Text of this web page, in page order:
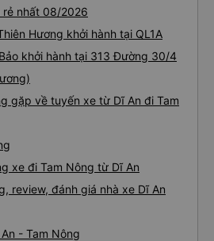
rẻ nhất 08/2026
Hương khởi hành tại QL1A
khởi hành tại 313 Đường 30/4
gặp về tuyến xe từ Dĩ An đi Tam
xe đi Tam Nông từ Dĩ An
review, đánh giá nhà xe Dĩ An
- Tam Nông